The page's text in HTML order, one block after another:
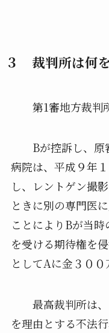
３ 裁判所は何
第1審地方裁判所
Bが控訴し、原
病院は、平成９年
し、レントゲン撮
ときに別の専門医
ことによりBが当
を受ける期待権を
としてAに金３００
最高裁判所は、
を理由とする不法